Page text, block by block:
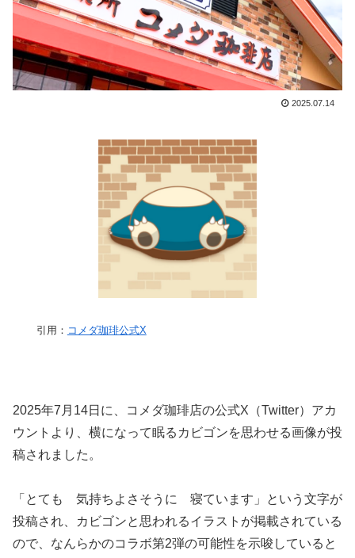
2025.07.14
引用： コメダ珈琲公式X
2025年7月14日に、コメダ珈琲店の公式X（Twitter）アカ
ウントより、横になって眠るカビゴンを思わせる画像が投
稿されました。
「とても 気持ちよさそうに 寝ています」という文字が
投稿され、カビゴンと思われるイラストが掲載されている
ので、なんらかのコラボ第2弾の可能性を示唆していると